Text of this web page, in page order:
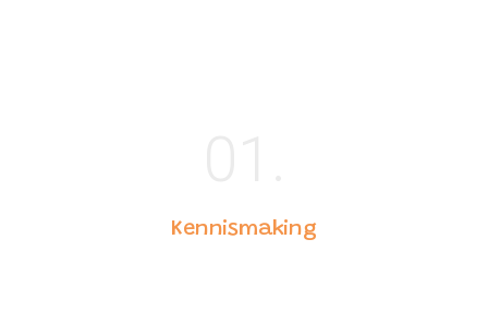
Kennismaking